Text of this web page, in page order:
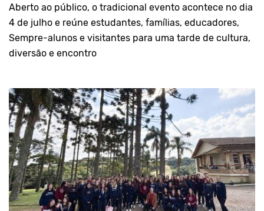
Aberto ao público, o tradicional evento acontece no dia
4 de julho e reúne estudantes, famílias, educadores,
Sempre-alunos e visitantes para uma tarde de cultura,
diversão e encontro